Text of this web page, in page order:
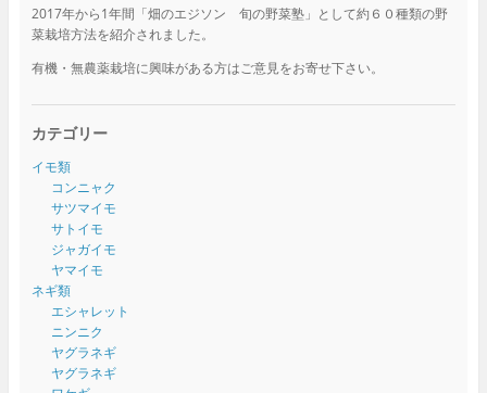
2017年から1年間「畑のエジソン 旬の野菜塾」として約６０種類の野
菜栽培方法を紹介されました。
有機・無農薬栽培に興味がある方はご意見をお寄せ下さい。
カテゴリー
イモ類
コンニャク
サツマイモ
サトイモ
ジャガイモ
ヤマイモ
ネギ類
エシャレット
ニンニク
ヤグラネギ
ヤグラネギ